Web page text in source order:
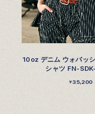
10oz デニム ウォバッ
シャツ FN-
￥35,200